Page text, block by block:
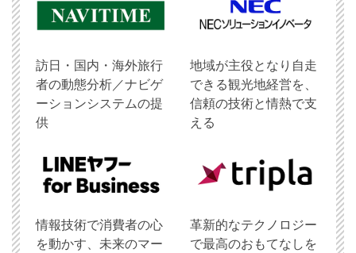
訪日・国内・海外旅行
者の動態分析／ナビゲ
ーションシステムの提
供
地域が主役となり自走
できる観光地経営を、
信頼の技術と情熱で支
える
情報技術で消費者の心
を動かす、未来のマー
革新的なテクノロジー
で最高のおもてなしを